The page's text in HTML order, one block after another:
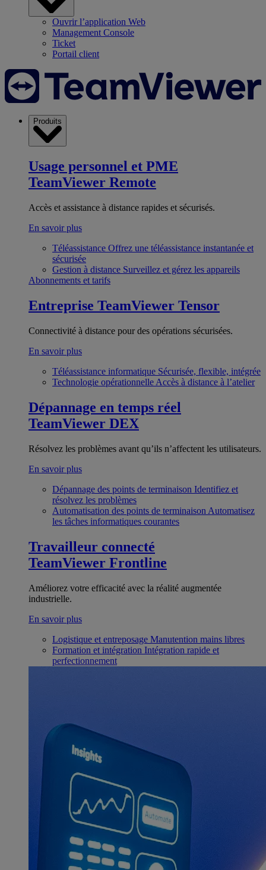
Ouvrir l’application Web
Management Console
Ticket
Portail client
Produits
Usage personnel et PME
TeamViewer Remote
Accès et assistance à distance rapides et sécurisés.
En savoir plus
Téléassistance Offrez une téléassistance instantanée et
sécurisée
Gestion à distance Surveillez et gérez les appareils
Abonnements et tarifs
Entreprise TeamViewer Tensor
Connectivité à distance pour des opérations sécurisées.
En savoir plus
Téléassistance informatique Sécurisée, flexible, intégrée
Technologie opérationnelle Accès à distance à l’atelier
Dépannage en temps réel
TeamViewer DEX
Résolvez les problèmes avant qu’ils n’affectent les utilisateurs.
En savoir plus
Dépannage des points de terminaison Identifiez et
résolvez les problèmes
Automatisation des points de terminaison Automatisez
les tâches informatiques courantes
Travailleur connecté
TeamViewer Frontline
Améliorez votre efficacité avec la réalité augmentée
industrielle.
En savoir plus
Logistique et entreposage Manutention mains libres
Formation et intégration Intégration rapide et
perfectionnement